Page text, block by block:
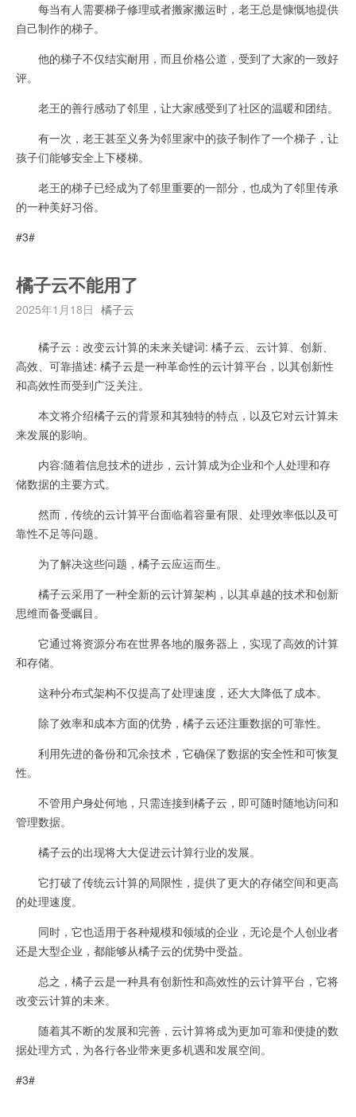
每当有人需要梯子修理或者搬家搬运时，老王总是慷慨地提供
自己制作的梯子。
他的梯子不仅结实耐用，而且价格公道，受到了大家的一致好
评。
老王的善行感动了邻里，让大家感受到了社区的温暖和团结。
有一次，老王甚至义务为邻里家中的孩子制作了一个梯子，让
孩子们能够安全上下楼梯。
老王的梯子已经成为了邻里重要的一部分，也成为了邻里传承
的一种美好习俗。
#3#
橘子云不能用了
2025年1月18日 橘子云
橘子云：改变云计算的未来关键词: 橘子云、云计算、创新、
高效、可靠描述: 橘子云是一种革命性的云计算平台，以其创新性
和高效性而受到广泛关注。
本文将介绍橘子云的背景和其独特的特点，以及它对云计算未
来发展的影响。
内容:随着信息技术的进步，云计算成为企业和个人处理和存
储数据的主要方式。
然而，传统的云计算平台面临着容量有限、处理效率低以及可
靠性不足等问题。
为了解决这些问题，橘子云应运而生。
橘子云采用了一种全新的云计算架构，以其卓越的技术和创新
思维而备受瞩目。
它通过将资源分布在世界各地的服务器上，实现了高效的计算
和存储。
这种分布式架构不仅提高了处理速度，还大大降低了成本。
除了效率和成本方面的优势，橘子云还注重数据的可靠性。
利用先进的备份和冗余技术，它确保了数据的安全性和可恢复
性。
不管用户身处何地，只需连接到橘子云，即可随时随地访问和
管理数据。
橘子云的出现将大大促进云计算行业的发展。
它打破了传统云计算的局限性，提供了更大的存储空间和更高
的处理速度。
同时，它也适用于各种规模和领域的企业，无论是个人创业者
还是大型企业，都能够从橘子云的优势中受益。
总之，橘子云是一种具有创新性和高效性的云计算平台，它将
改变云计算的未来。
随着其不断的发展和完善，云计算将成为更加可靠和便捷的数
据处理方式，为各行各业带来更多机遇和发展空间。
#3#